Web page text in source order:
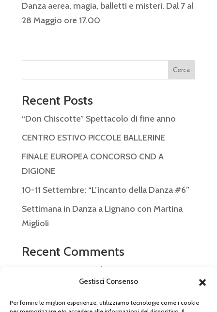
Gestisci Consenso
Per fornire le migliori esperienze, utilizziamo tecnologie come i cookie
Danza aerea, magia, balletti e misteri. Dal 7 al
28 Maggio ore 17.00
Cerca
Recent Posts
“Don Chiscotte” Spettacolo di fine anno
CENTRO ESTIVO PICCOLE BALLERINE
FINALE EUROPEA CONCORSO CND A
DIGIONE
10-11 Settembre: “L’incanto della Danza #6”
Settimana in Danza a Lignano con Martina
Miglioli
Recent Comments
Nessun commento da mostrare.